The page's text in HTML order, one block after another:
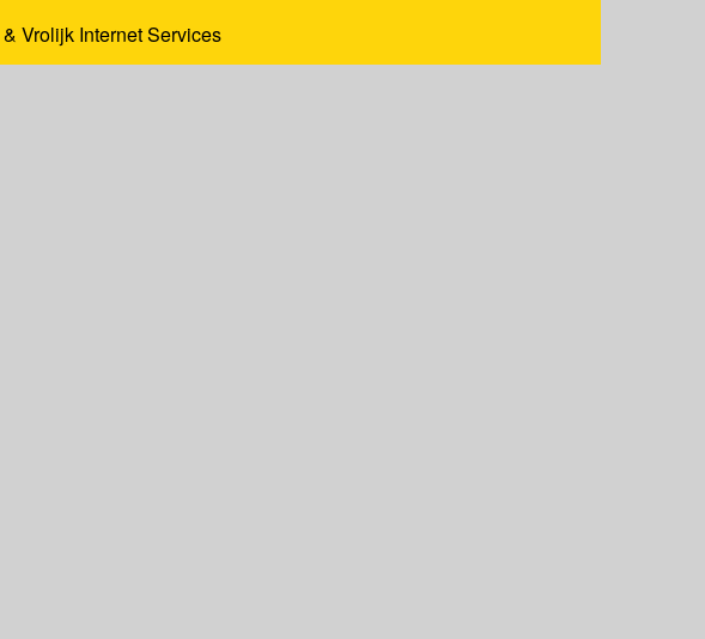
& Vrolijk Internet Services